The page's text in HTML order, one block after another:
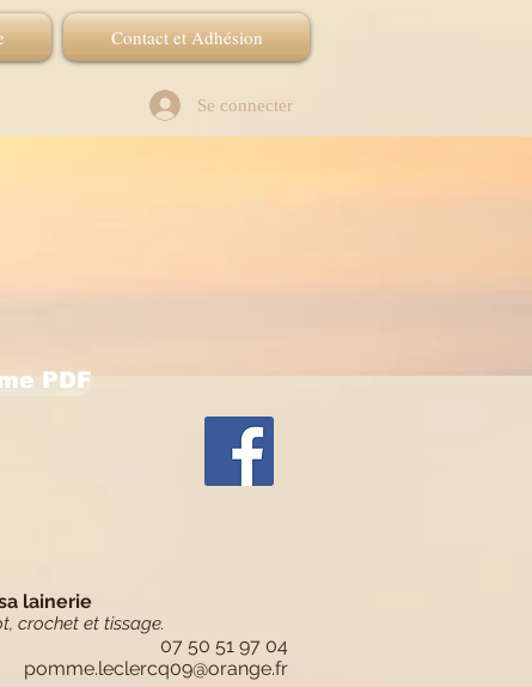
Contact et Adhésion
Se connecter
PDF
lainerie
crochet et tissage.
07 50 51 97 04
pomme.leclercq09@orange.fr